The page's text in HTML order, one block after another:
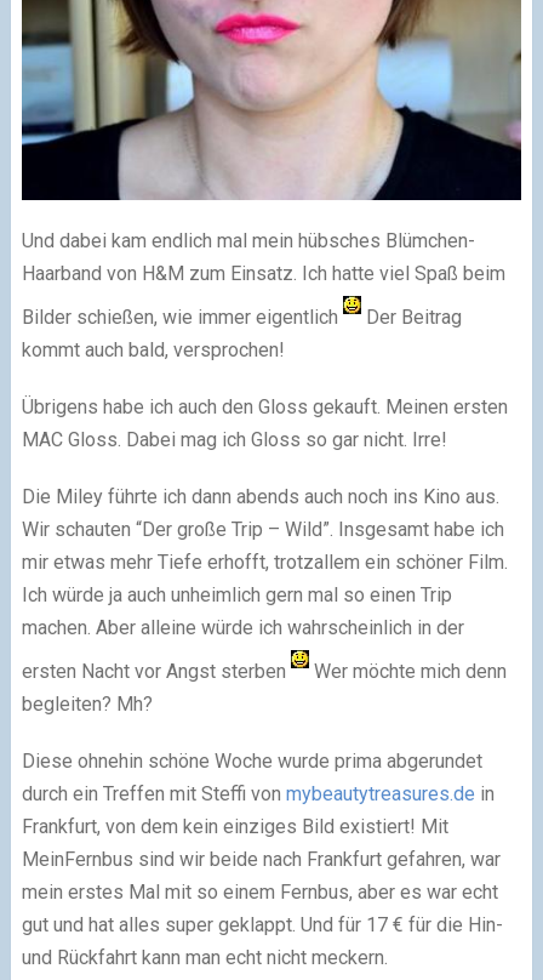
Und dabei kam endlich mal mein hübsches Blümchen-
Haarband von H&M zum Einsatz. Ich hatte viel Spaß beim
Bilder schießen, wie immer eigentlich
Der Beitrag
kommt auch bald, versprochen!
Übrigens habe ich auch den Gloss gekauft. Meinen ersten
MAC Gloss. Dabei mag ich Gloss so gar nicht. Irre!
Die Miley führte ich dann abends auch noch ins Kino aus.
Wir schauten “Der große Trip – Wild”. Insgesamt habe ich
mir etwas mehr Tiefe erhofft, trotzallem ein schöner Film.
Ich würde ja auch unheimlich gern mal so einen Trip
machen. Aber alleine würde ich wahrscheinlich in der
ersten Nacht vor Angst sterben
Wer möchte mich denn
begleiten? Mh?
Diese ohnehin schöne Woche wurde prima abgerundet
durch ein Treffen mit Steffi von mybeautytreasures.de in
Frankfurt, von dem kein einziges Bild existiert! Mit
MeinFernbus sind wir beide nach Frankfurt gefahren, war
mein erstes Mal mit so einem Fernbus, aber es war echt
gut und hat alles super geklappt. Und für 17 € für die Hin-
und Rückfahrt kann man echt nicht meckern.